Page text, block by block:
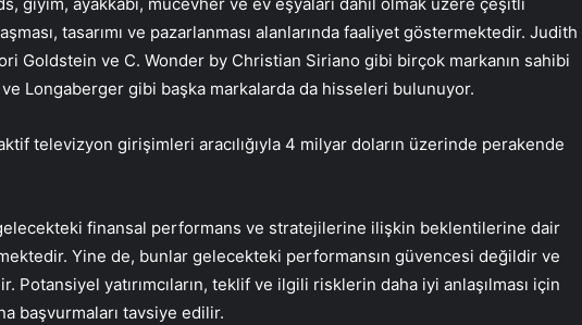
tasarımı ve pazarlanması alanlarında faaliyet göstermektedir. Judith
Goldstein ve C. Wonder by Christian Siriano gibi birçok markanın sahibi
Longaberger gibi başka markalarda da hisseleri bulunuyor.
televizyon girişimleri aracılığıyla 4 milyar doların üzerinde perakende
finansal performans ve stratejilerine ilişkin beklentilerine dair
Yine de, bunlar gelecekteki performansın güvencesi değildir ve
Potansiyel yatırımcıların, teklif ve ilgili risklerin daha iyi anlaşılması için
başvurmaları tavsiye edilir.